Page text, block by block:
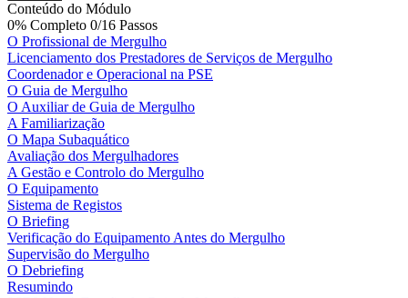
Conteúdo do Módulo
0% Completo 0/16 Passos
O Profissional de Mergulho
Licenciamento dos Prestadores de Serviços de Mergulho
Coordenador e Operacional na PSE
O Guia de Mergulho
O Auxiliar de Guia de Mergulho
A Familiarização
O Mapa Subaquático
Avaliação dos Mergulhadores
A Gestão e Controlo do Mergulho
O Equipamento
Sistema de Registos
O Briefing
Verificação do Equipamento Antes do Mergulho
Supervisão do Mergulho
O Debriefing
Resumindo